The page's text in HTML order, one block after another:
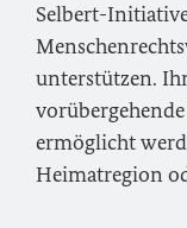
Selbert-
unterstützen.
ermöglicht
Heimatregion